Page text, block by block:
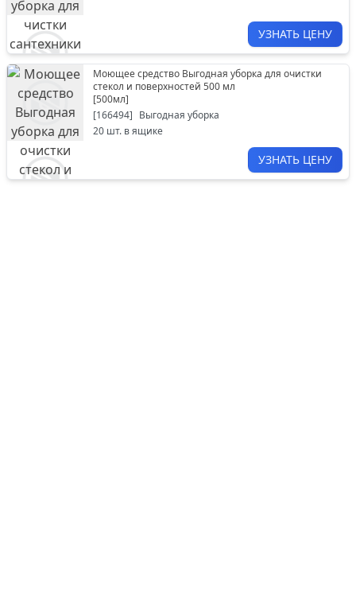
УЗНАТЬ ЦЕНУ
Моющее средство Выгодная уборка для очистки
стекол и поверхностей 500 мл
[500мл]
[166494] Выгодная уборка
20 шт. в ящике
УЗНАТЬ ЦЕНУ